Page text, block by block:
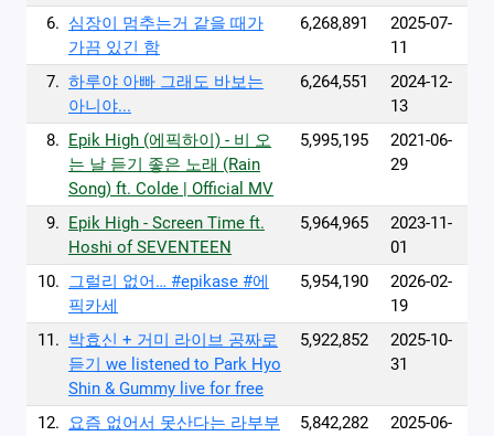
6. 심장이 멈추는거 같을 때가
가끔 있긴 함
6,268,891
2025-07-
11
7. 하루야 아빠 그래도 바보는
아니야...
6,264,551
2024-12-
13
8. Epik High (에픽하이) - 비 오
는 날 듣기 좋은 노래 (Rain
Song) ft. Colde | Official MV
5,995,195
2021-06-
29
9. Epik High - Screen Time ft.
Hoshi of SEVENTEEN
5,964,965
2023-11-
01
10. 그럴리 없어… #epikase #에
픽카세
5,954,190
2026-02-
19
11. 박효신 + 거미 라이브 공짜로
듣기 we listened to Park Hyo
Shin & Gummy live for free
5,922,852
2025-10-
31
12. 요즘 없어서 못산다는 라부부
5,842,282
2025-06-